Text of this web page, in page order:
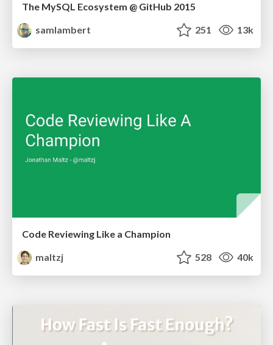
The MySQL Ecosystem @ GitHub 2015
samlambert
251 13k
Code Reviewing Like a Champion
maltzj
528 40k